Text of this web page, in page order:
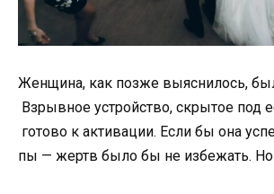
Женщина, как позже выяснилось,
Взрывное устройство, скрытое под
готово к активации. Если бы она
пы — жертв было бы не избежать. Но